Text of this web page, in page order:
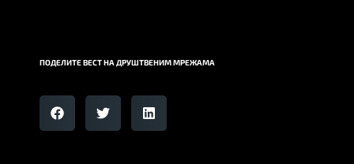
ПОДЕЛИТЕ ВЕСТ НА ДРУШТВЕНИМ МРЕЖАМА